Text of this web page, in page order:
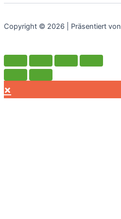
Copyright © 2026 | Präsentiert von
×